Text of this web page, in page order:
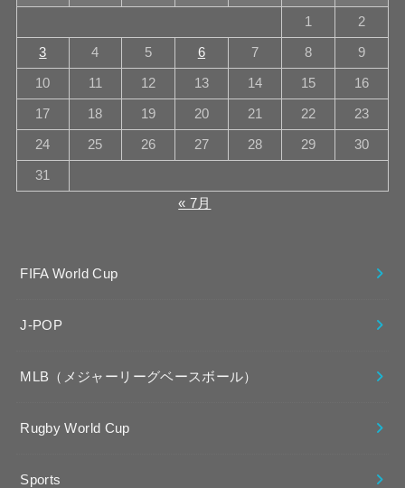
1 2
3 4 5 6 7 8 9
10 11 12 13 14 15 16
17 18 19 20 21 22 23
24 25 26 27 28 29 30
31
« 7月
FIFA World Cup
J-POP
MLB（メジャーリーグベースボール）
Rugby World Cup
Sports